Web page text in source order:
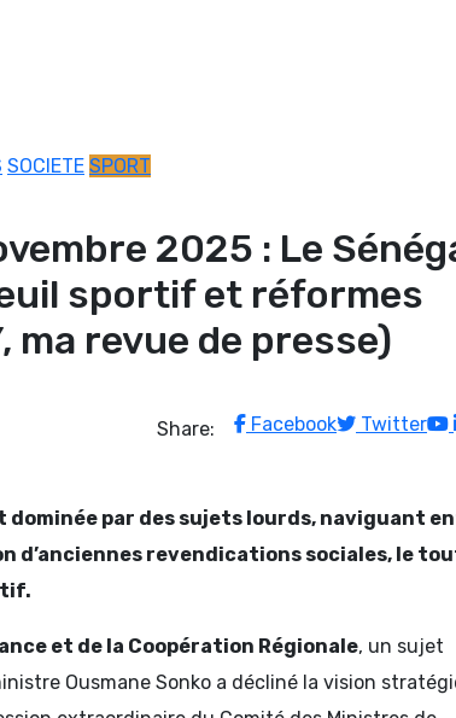
SOCIETE SPORT
2025 : Le
sportif et réformes
ma revue de presse)
Share: Facebook Twitter
dominée par des sujets lourds, naviguant
d’anciennes revendications sociales, le
et de la Coopération Régionale, un sujet
Ousmane Sonko a décliné la vision